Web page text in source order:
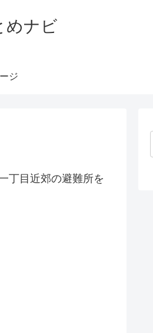
めナビ
ジ
丁目近郊の避難所を